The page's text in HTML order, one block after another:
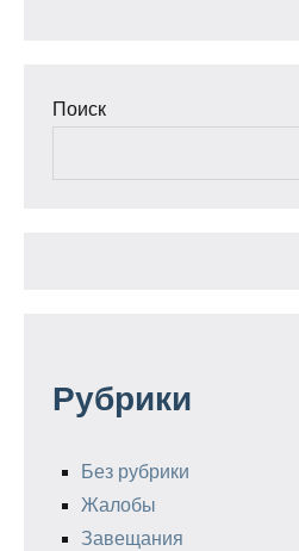
Поиск
Рубрики
Без рубрики
Жалобы
Завещания